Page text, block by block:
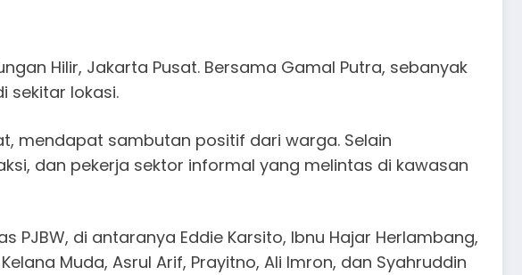
Hilir, Jakarta Pusat. Bersama Gamal Putra, sebanyak
sekitar lokasi.
mendapat sambutan positif dari warga. Selain
dan pekerja sektor informal yang melintas di kawasan
di antaranya Eddie Karsito, Ibnu Hajar Herlambang,
Muda, Asrul Arif, Prayitno, Ali Imron, dan Syahruddin